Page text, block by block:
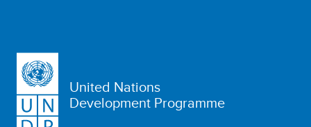
United Nations
Development Programme